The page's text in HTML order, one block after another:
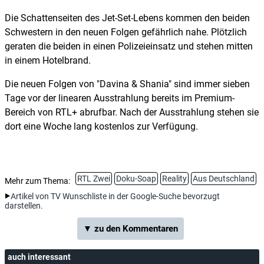
Die Schattenseiten des Jet-Set-Lebens kommen den beiden
Schwestern in den neuen Folgen gefährlich nahe. Plötzlich
geraten die beiden in einen Polizeieinsatz und stehen mitten
in einem Hotelbrand.
Die neuen Folgen von "Davina & Shania" sind immer sieben
Tage vor der linearen Ausstrahlung bereits im Premium-
Bereich von RTL+ abrufbar. Nach der Ausstrahlung stehen sie
dort eine Woche lang kostenlos zur Verfügung.
Mehr zum Thema: RTL Zwei Doku-Soap Reality
Aus Deutschland
Artikel von TV Wunschliste in der Google-Suche bevorzugt
darstellen.
▼ zu den Kommentaren
auch interessant